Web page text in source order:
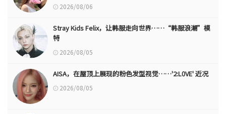
2026/08/06
Stray Kids Felix，让韩服走向世界……“韩服浪潮”模
特
2026/08/05
AISA，在屋顶上展现的粉色发型视觉……'2:L0VE' 近况
2026/08/05